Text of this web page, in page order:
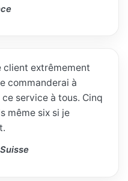
client extrêmement
commanderai à
service à tous. Cinq
même six si je